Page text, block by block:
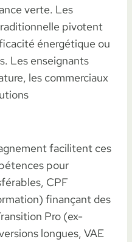
verte. Les
pivotent
énergétique ou
Les enseignants
les commerciaux
facilitent ces
pour
CPF
finançant des
Pro (ex-
longues, VAE